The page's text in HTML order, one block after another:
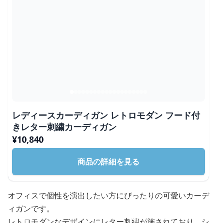
レディースカーディガン レトロモダン フード付
きレター刺繍カーディガン
¥10,840
商品の詳細を見る
オフィスで個性を演出したい方にぴったりの可愛いカーデ
ィガンです。